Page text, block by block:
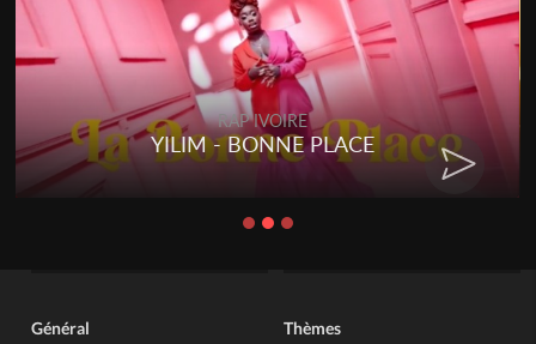
RAP IVOIRE
YILIM - BONNE PLACE
Général Thèmes